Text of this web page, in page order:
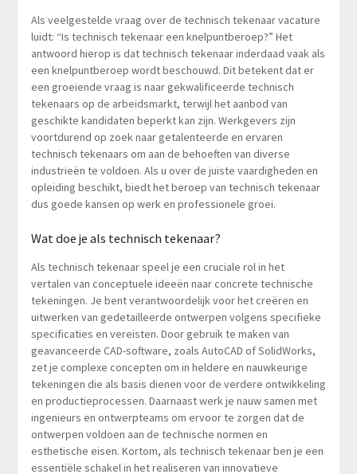
Als veelgestelde vraag over de technisch tekenaar vacature
luidt: “Is technisch tekenaar een knelpuntberoep?” Het
antwoord hierop is dat technisch tekenaar inderdaad vaak als
een knelpuntberoep wordt beschouwd. Dit betekent dat er
een groeiende vraag is naar gekwalificeerde technisch
tekenaars op de arbeidsmarkt, terwijl het aanbod van
geschikte kandidaten beperkt kan zijn. Werkgevers zijn
voortdurend op zoek naar getalenteerde en ervaren
technisch tekenaars om aan de behoeften van diverse
industrieën te voldoen. Als u over de juiste vaardigheden en
opleiding beschikt, biedt het beroep van technisch tekenaar
dus goede kansen op werk en professionele groei.
Wat doe je als technisch tekenaar?
Als technisch tekenaar speel je een cruciale rol in het
vertalen van conceptuele ideeën naar concrete technische
tekeningen. Je bent verantwoordelijk voor het creëren en
uitwerken van gedetailleerde ontwerpen volgens specifieke
specificaties en vereisten. Door gebruik te maken van
geavanceerde CAD-software, zoals AutoCAD of SolidWorks,
zet je complexe concepten om in heldere en nauwkeurige
tekeningen die als basis dienen voor de verdere ontwikkeling
en productieprocessen. Daarnaast werk je nauw samen met
ingenieurs en ontwerpteams om ervoor te zorgen dat de
ontwerpen voldoen aan de technische normen en
esthetische eisen. Kortom, als technisch tekenaar ben je een
essentiële schakel in het realiseren van innovatieve